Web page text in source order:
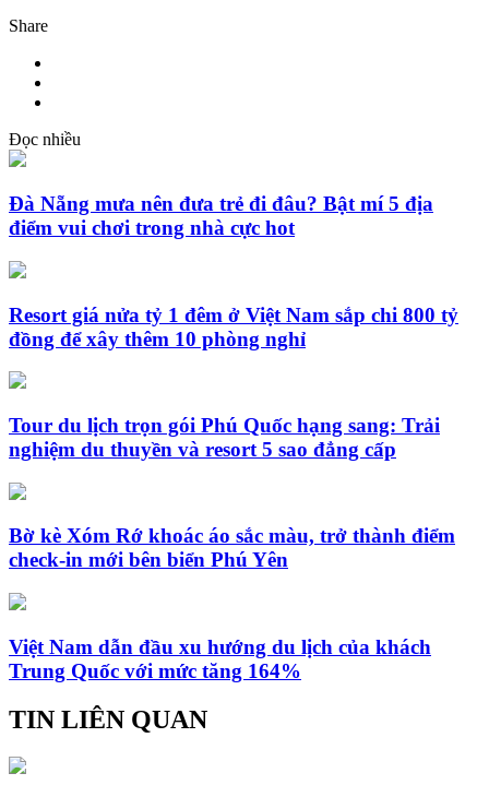
Share
Đọc nhiều
Đà Nẵng mưa nên đưa trẻ đi đâu? Bật mí 5 địa
điểm vui chơi trong nhà cực hot
Resort giá nửa tỷ 1 đêm ở Việt Nam sắp chi 800 tỷ
đồng để xây thêm 10 phòng nghỉ
Tour du lịch trọn gói Phú Quốc hạng sang: Trải
nghiệm du thuyền và resort 5 sao đẳng cấp
Bờ kè Xóm Rớ khoác áo sắc màu, trở thành điểm
check-in mới bên biển Phú Yên
Việt Nam dẫn đầu xu hướng du lịch của khách
Trung Quốc với mức tăng 164%
TIN LIÊN QUAN